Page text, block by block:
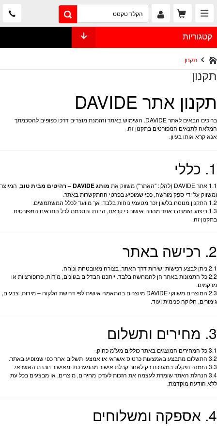
קטגוריות
תקנון
תקנון
תקנון אתר DAVIDE
ברוכים הבאים לאתר DAVIDE. השימוש באתר והזמנת מוצרים דרכו כפופים להסכמתך
המלאה לתנאים המפורטים בתקנון זה.
אנא קרא אותו בעיון.
1. כללי
1.1 אתר DAVIDE (להלן: "האתר") משווק את מותג DAVIDE – רהיטים מבית טוב
, המיוצר
ומשווק על ידי ספק מורשה, כפי שמופיע בפרטי ההתקשרות באתר.
1.2 התקנון מנוסח בלשון זכר מטעמי נוחות בלבד, אך מיועד לכלל המשתמשים.
1.3 ביצוע הזמנה באתר מהווה אישור כי קראת, הבנת והסכמת לכל התנאים המפורטים
בתקנון זה.
2. רכישה באתר
2.1 ניתן לבצע רכישות ישירות דרך האתר, בצורה מאובטחת ונוחה.
2.2 כל התמונות באתר הן להמחשה בלבד. ייתכנו הבדלים בגוונים, מידות, פרופורציות או
מרקמים.
2.3 המוצרים משווקי DAVIDE מיוצרים בהתאמה אישית לפי דרישת הלקוח – מידות, צבעים,
גימורים, חלוקה פנימית ועוד.
3. מחירים ותשלום
3.1 כל המחירים המוצגים באתר כוללים מע"מ כחוק.
3.2 התשלום מתבצע באמצעות כרטיס אשראי או אמצעי תשלום אחר כפי שמופיע באתר.
3.3 הזמנה תיקלט במערכת רק לאחר קבלת אישור מהמערכת ומאישור חברת האשראי.
3.4 הנהלת האתר שומרת לעצמה את הזכות לעדכן מחירים, מוצרים, או מבצעים בכל עת
ללא הודעה מוקדמת.
4. אספקה ומשלוחים